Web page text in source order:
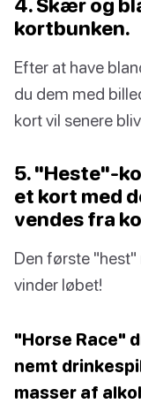
4. Skær og
kortbunken.
Efter at have
du dem med
kort vil senere
5. "Heste"-
et kort med
vendes fra
Den første
vinder løbet!
"Horse Race"
nemt
masser af